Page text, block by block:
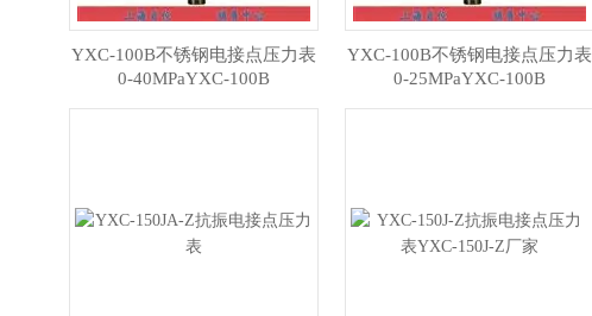
YXC-100B不锈钢电接点压力表
0-40MPaYXC-100B
YXC-100B不锈钢电接点压力表
0-25MPaYXC-100B